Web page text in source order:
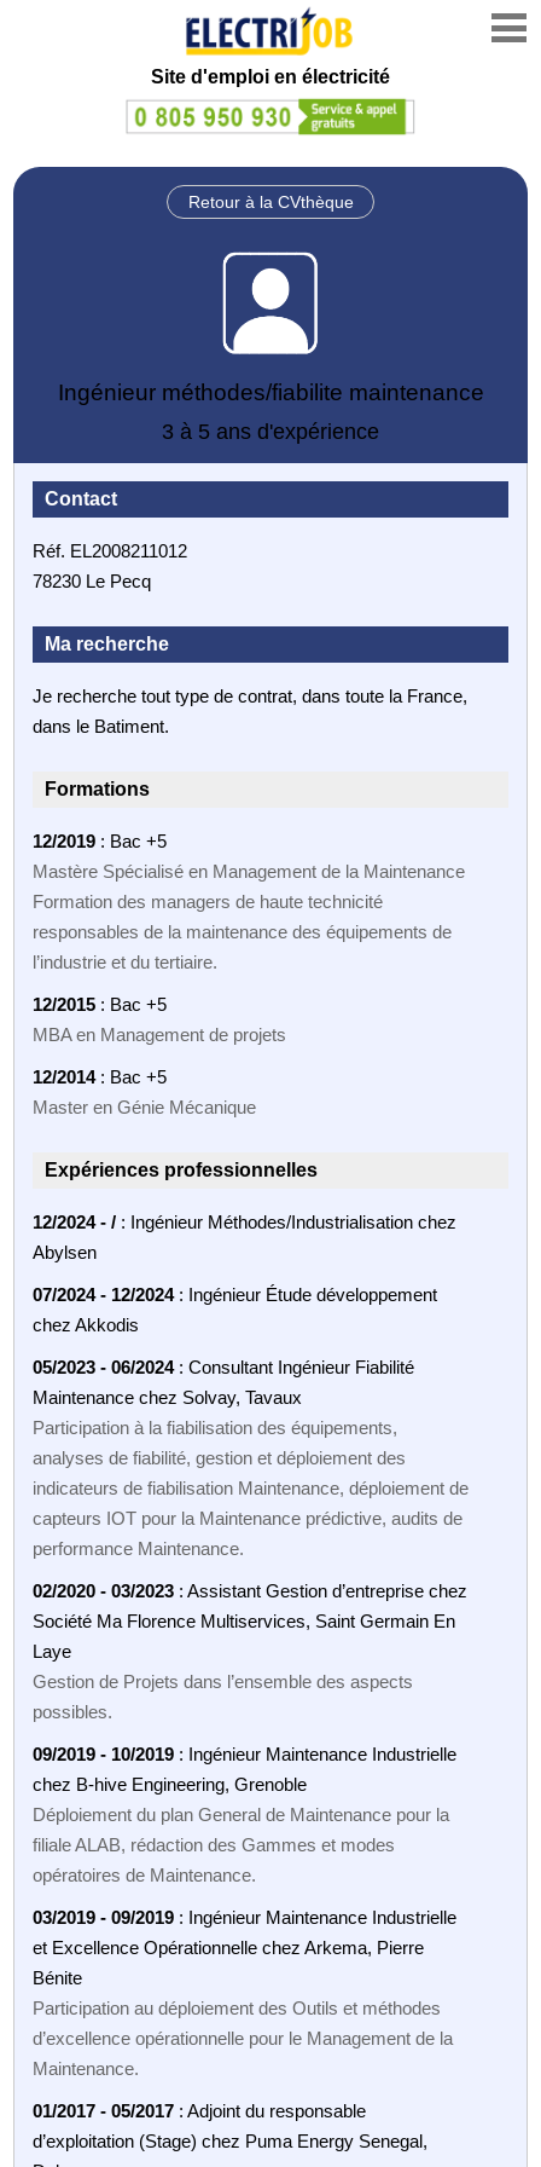
Site d'emploi en électricité
Retour à la CVthèque
Ingénieur méthodes/fiabilite maintenance
3 à 5 ans d'expérience
Contact
Réf. EL2008211012
78230 Le Pecq
Ma recherche
Je recherche tout type de contrat, dans toute la France,
dans le Batiment.
Formations
12/2019 : Bac +5
Mastère Spécialisé en Management de la Maintenance
Formation des managers de haute technicité
responsables de la maintenance des équipements de
l’industrie et du tertiaire.
12/2015 : Bac +5
MBA en Management de projets
12/2014: Bac +5
Master en Génie Mécanique
Expériences professionnelles
12/2024 - / : Ingénieur Méthodes/Industrialisation chez
Abylsen
07/2024 - 12/2024: Ingénieur Étude développement
chez Akkodis
05/2023 - 06/2024: Consultant Ingénieur Fiabilité
Maintenance chez Solvay, Tavaux
Participation à la fiabilisation des équipements,
analyses de fiabilité, gestion et déploiement des
indicateurs de fiabilisation Maintenance, déploiement de
capteurs IOT pour la Maintenance prédictive, audits de
performance Maintenance.
02/2020 - 03/2023 : Assistant Gestion d’entreprise chez
Société Ma Florence Multiservices, Saint Germain En
Laye
Gestion de Projets dans l’ensemble des aspects
possibles.
09/2019 - 10/2019 : Ingénieur Maintenance Industrielle
chez B-hive Engineering, Grenoble
Déploiement du plan General de Maintenance pour la
filiale ALAB, rédaction des Gammes et modes
opératoires de Maintenance.
03/2019 - 09/2019 : Ingénieur Maintenance Industrielle
et Excellence Opérationnelle chez Arkema, Pierre
Bénite
Participation au déploiement des Outils et méthodes
d’excellence opérationnelle pour le Management de la
Maintenance.
01/2017 - 05/2017 : Adjoint du responsable
d’exploitation (Stage) chez Puma Energy Senegal,